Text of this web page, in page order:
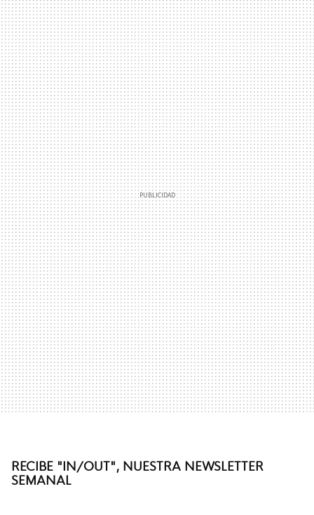
RECIBE "IN/OUT", NUESTRA NEWSLETTER
SEMANAL